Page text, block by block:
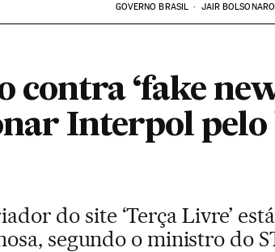
GOVERNO BRASIL JAIR BOLSONARO
contra ‘fake
Interpol
do site ‘Terça Livre’
segundo o ministro do